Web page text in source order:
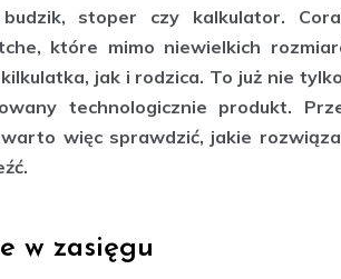
budzik, stoper czy kalkulator.
które mimo niewielkich
jak i rodzica. To już nie
technologicznie produkt.
więc sprawdzić, jakie
w zasięgu